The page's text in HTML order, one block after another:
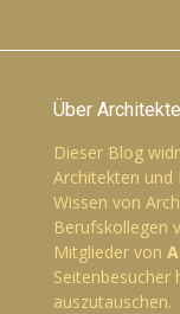
Über
Dieser Blog
Architekten und
Wissen von
Berufskollegen
Mitglieder von
Seitenbesucher
auszutauschen.